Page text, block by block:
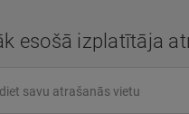
esošā izplatītāja